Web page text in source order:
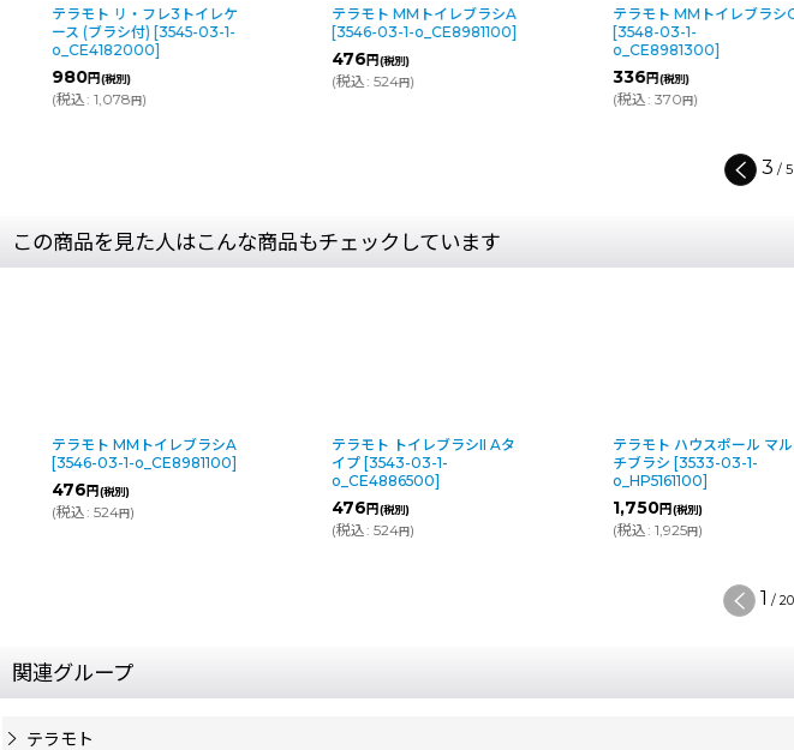
テラモト リ・フレ3トイレケ
ース (ブラシ付) [3545-03-1-
o_CE4182000]
980円(税別)
(税込 : 1,078円)
テラモト MMトイレブラシA
[3546-03-1-o_CE8981100]
476円(税別)
(税込 : 524円)
テラモト MMトイレブラシ
[3548-03-1-
o_CE8981300]
336円(税別)
(税込 : 370円)
3 / 5
この商品を見た人はこんな商品もチェックしています
テラモト MMトイレブラシA
3546-03-1-o_CE8981100]
476円(税別)
税込: 524 円)
テラモト トイレブラシII Aタ
イプ [3543-03-1-
o_CE4886500]
476円(税別)
税込: 524 円)
テラモト ハウスポール マル
チブラシ [3533-03-1-
o_HP5161100]
1,750円(税別)
税込: 1,925 円)
2 /20
関連グループ
テラモト